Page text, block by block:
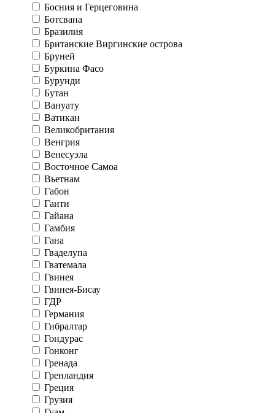
Босния и Герцеговина
Ботсвана
Бразилия
Британские Виргинские острова
Бруней
Буркина Фасо
Бурунди
Бутан
Вануату
Ватикан
Великобритания
Венгрия
Венесуэла
Восточное Самоа
Вьетнам
Габон
Гаити
Гайана
Гамбия
Гана
Гваделупа
Гватемала
Гвинея
Гвинея-Бисау
ГДР
Германия
Гибралтар
Гондурас
Гонконг
Гренада
Гренландия
Греция
Грузия